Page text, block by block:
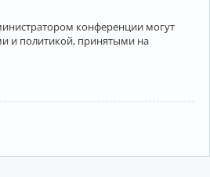
конференции могут
и политикой, принятыми на